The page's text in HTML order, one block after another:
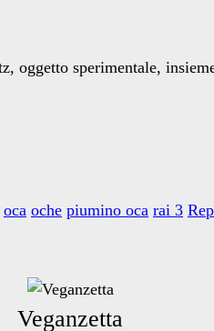
oggetto sperimentale,
oca oche piumino oca rai 3
Veganzetta